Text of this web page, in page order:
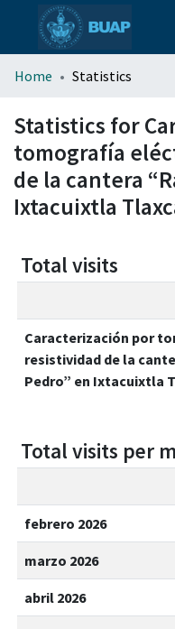
menu.section.about_menu
All of DSpace
Home Statistics
Statistics for
tomografía
de la cantera
Ixtacuixtla
Total visits
Caracterización por
resistividad de la
Pedro” en Ixtacuixtla
Total visits per
febrero 2026
marzo 2026
abril 2026